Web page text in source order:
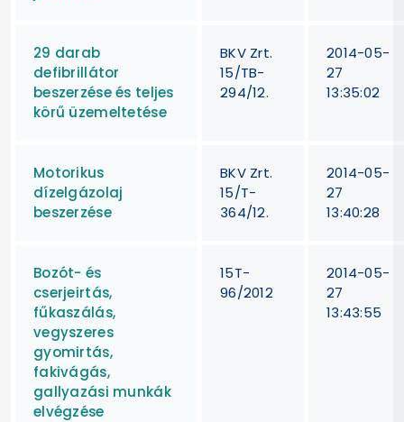
29 darab
defibrillátor
beszerzése és teljes
körű üzemeltetése
BKV Zrt.
15/TB-
294/12.
2014-05-
27
13:35:02
Motorikus
dízelgázolaj
beszerzése
BKV Zrt.
15/T-
364/12.
2014-05-
27
13:40:28
Bozót- és
cserjeirtás,
fűkaszálás,
vegyszeres
gyomirtás,
fakivágás,
gallyazási munkák
elvégzése
15T-
96/2012
2014-05-
27
13:43:55